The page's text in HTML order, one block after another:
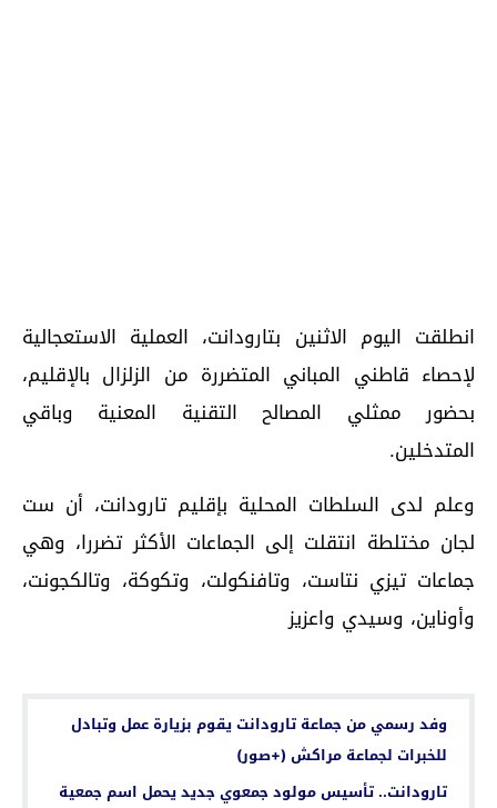
انطلقت اليوم الاثنين بتارودانت، العملية الاستعجالية
لإحصاء قاطني المباني المتضررة من الزلزال بالإقليم،
بحضور ممثلي المصالح التقنية المعنية وباقي
المتدخلين.
وعلم لدى السلطات المحلية بإقليم تارودانت، أن ست
لجان مختلطة انتقلت إلى الجماعات الأكثر تضررا، وهي
جماعات تيزي نتاست، وتافنكولت، وتكوكة، وتالكجونت،
وأوناين، وسيدي واعزيز
وفد رسمي من جماعة تارودانت يقوم بزيارة عمل وتبادل
للخبرات لجماعة مراكش (+صور)
تارودانت.. تأسيس مولود جمعوي جديد يحمل اسم جمعية